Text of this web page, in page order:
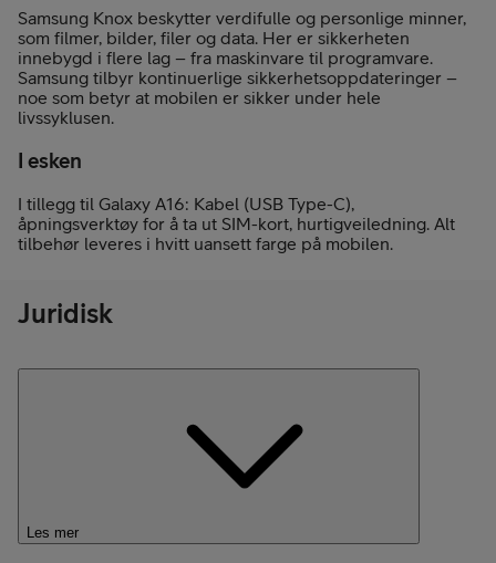
Samsung Knox beskytter verdifulle og personlige minner,
som filmer, bilder, filer og data. Her er sikkerheten
innebygd i flere lag – fra maskinvare til programvare.
Samsung tilbyr kontinuerlige sikkerhetsoppdateringer –
noe som betyr at mobilen er sikker under hele
livssyklusen.
I esken
I tillegg til Galaxy A16: Kabel (USB Type-C),
åpningsverktøy for å ta ut SIM-kort, hurtigveiledning. Alt
tilbehør leveres i hvitt uansett farge på mobilen.
Juridisk
Les mer